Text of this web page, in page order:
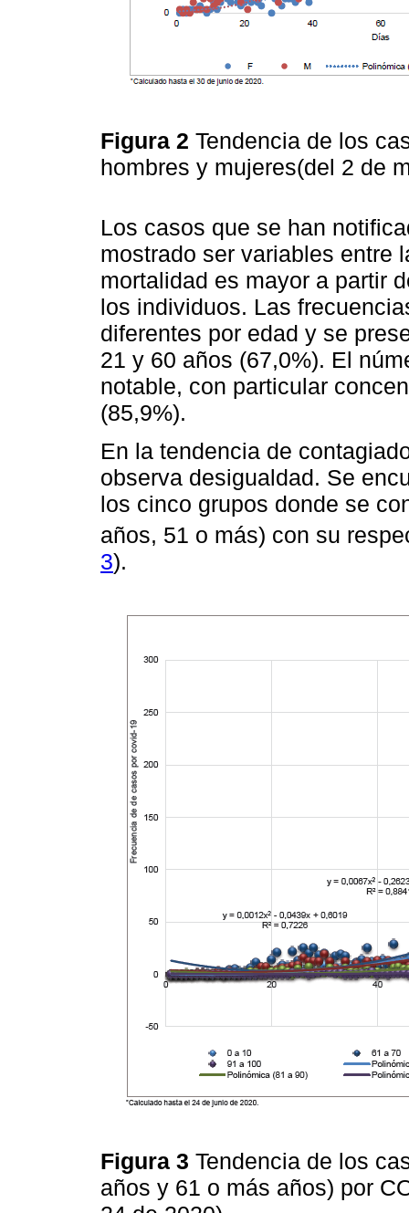
Figura 2 Tendencia de los
hombres y mujeres(del 2 de
Los casos que se han
mostrado ser variables entre
mortalidad es mayor a partir
los individuos. Las
diferentes por edad y se
21 y 60 años (67,0%). El
notable, con particular
(85,9%).
En la tendencia de
observa desigualdad. Se
los cinco grupos donde se
años, 51 o más) con su
3).
Figura 3 Tendencia de los
años y 61 o más años) por